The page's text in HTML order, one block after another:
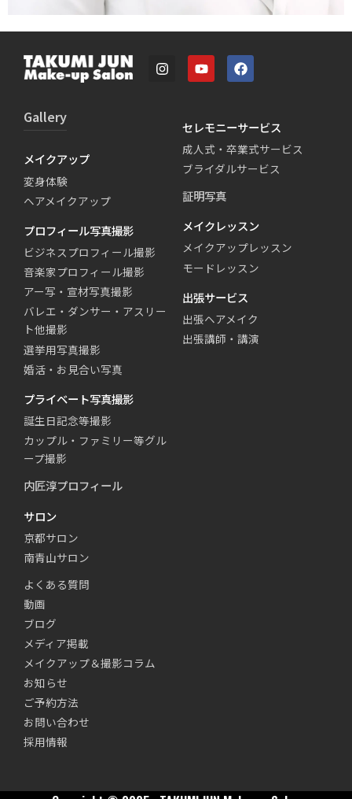
Gallery
メイクアップ
変身体験
ヘアメイクアップ
プロフィール写真撮影
ビジネスプロフィール撮影
音楽家プロフィール撮影
アー写・宣材写真撮影
バレエ・ダンサー・アスリー
ト他撮影
選挙用写真撮影
婚活・お見合い写真
プライベート写真撮影
誕生日記念等撮影
カップル・ファミリー等グル
ープ撮影
セレモニーサービス
成人式・卒業式サービス
ブライダルサービス
証明写真
メイクレッスン
メイクアップレッスン
モードレッスン
出張サービス
出張ヘアメイク
出張講師・講演
内匠淳プロフィール
サロン
京都サロン
南青山サロン
よくある質問
動画
ブログ
メディア掲載
メイクアップ＆撮影コラム
お知らせ
ご予約方法
お問い合わせ
採用情報